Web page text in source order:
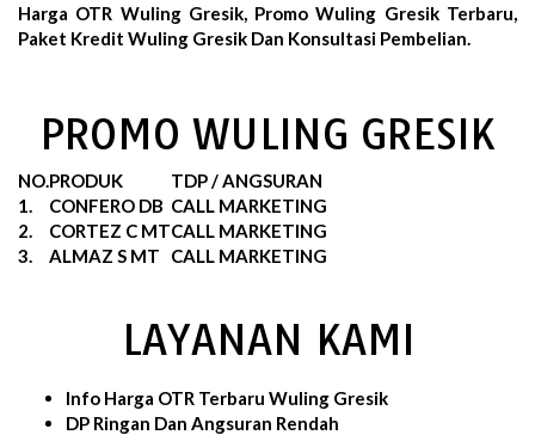
Harga OTR Wuling Gresik, Promo Wuling Gresik Terbaru,
Paket Kredit Wuling Gresik Dan Konsultasi Pembelian.
PROMO WULING GRESIK
NO.PRODUK
TDP / ANGSURAN
1.
CONFERO DB CALL MARKETING
2.
CORTEZ C MTCALL MARKETING
3.
ALMAZ S MT CALL MARKETING
LAYANAN KAMI
Info Harga OTR Terbaru Wuling Gresik
DP Ringan Dan Angsuran Rendah